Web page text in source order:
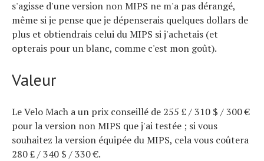
s'agisse d'une version non MIPS ne m'a pas dérangé,
même si je pense que je dépenserais quelques dollars de
plus et obtiendrais celui du MIPS si j'achetais (et
opterais pour un blanc, comme c'est mon goût).
Valeur
Le Velo Mach a un prix conseillé de 255 £ / 310 $ / 300 €
pour la version non MIPS que j'ai testée ; si vous
souhaitez la version équipée du MIPS, cela vous coûtera
280 £ / 340 $ / 330 €.